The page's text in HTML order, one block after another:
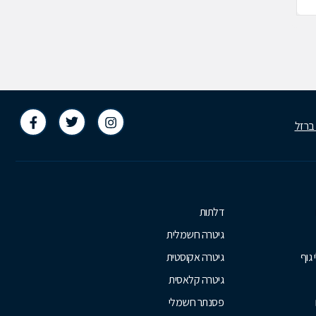
גוף
דלתות
גיטרה חשמלית
גיטרה אקוסטית
גיטרה קלאסית
פסנתר חשמלי